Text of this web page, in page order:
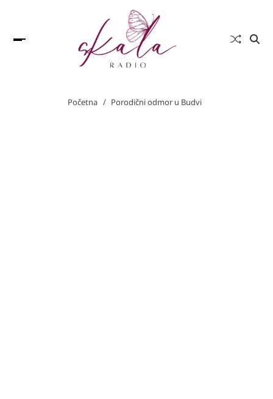
Početna Porodični odmor u Budvi